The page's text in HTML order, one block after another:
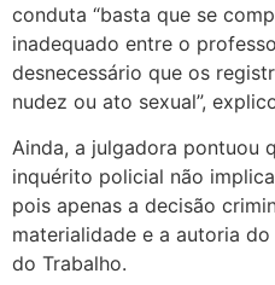
conduta “basta que se
inadequado entre o
desnecessário que os
nudez ou ato sexual”,
Ainda, a julgadora pontuou
inquérito policial não
pois apenas a decisão
materialidade e a autoria
do Trabalho.